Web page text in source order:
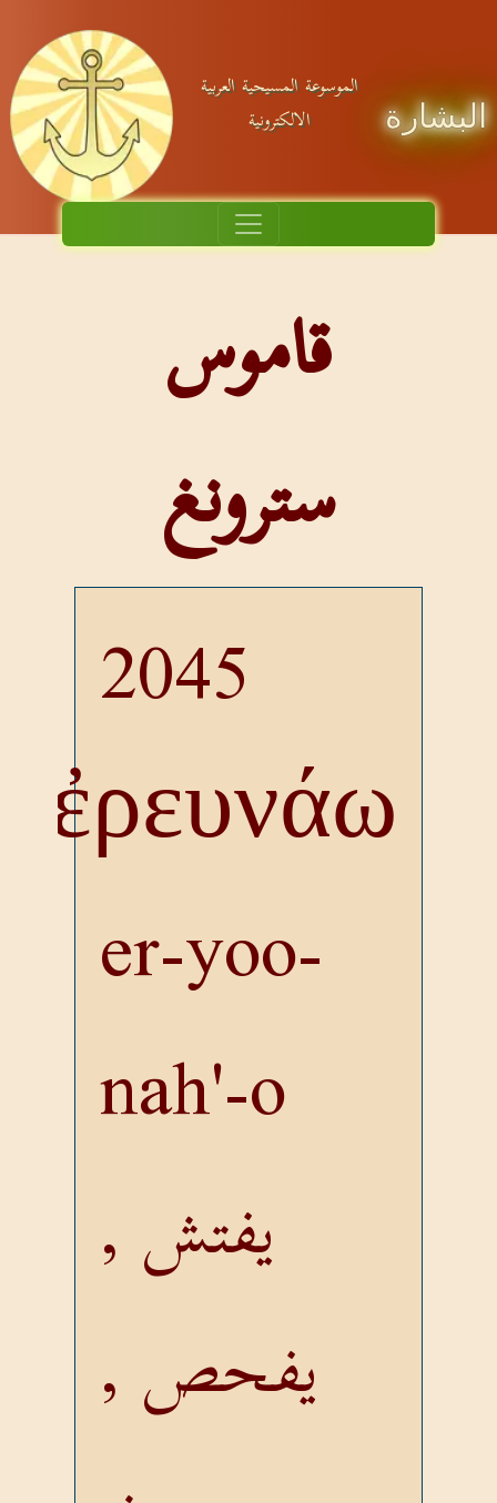
البشارة
الموسوعة المسيحية العربية
الالكترونية
قاموس
سترونغ
2045
ἐρευνάω
er-yoo-
nah'-o
يفتش ,
يفحص ,